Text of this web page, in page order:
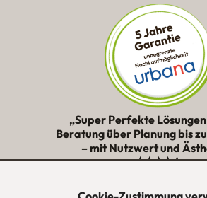
„Super Perfekte
Beratung über Planung bis
– mit Nutzwert und
★★★★★